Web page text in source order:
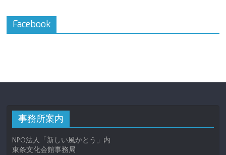
Facebook
事務所案内
NPO法人「新しい風かとう」内
東条文化会館事務局